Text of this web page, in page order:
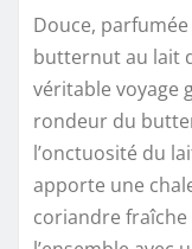
Douce,
butternut au lait
véritable voyage
rondeur du
l’onctuosité du
apporte une
coriandre